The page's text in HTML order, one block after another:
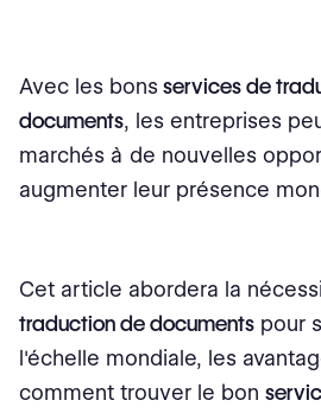
Avec les bons services de
documents, les entreprises
marchés à de nouvelles
augmenter leur présence
Cet article abordera la
traduction de documents pour
l'échelle mondiale, les
comment trouver le bon